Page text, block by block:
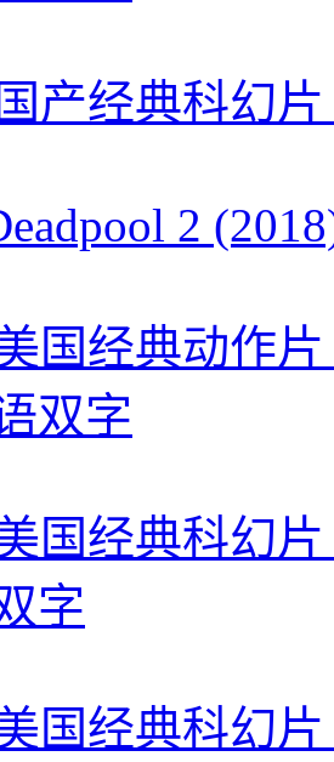
产经典科幻
2
国经典动作
双字
国经典科幻
字
国经典科幻